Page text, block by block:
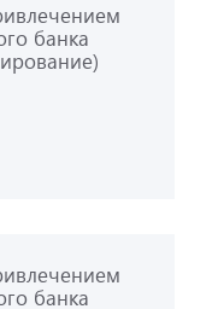
банка
банка